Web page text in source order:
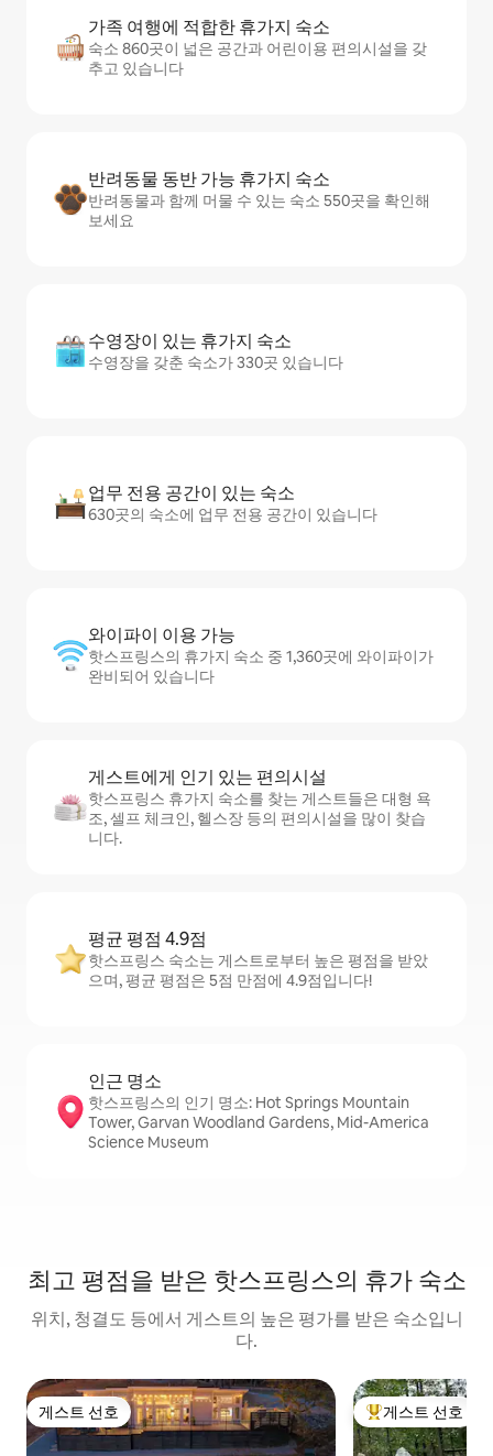
가족 여행에 적합한 휴가지 숙소
숙소 860곳이 넓은 공간과 어린이용 편의시설을 갖
추고 있습니다
반려동물 동반 가능 휴가지 숙소
반려동물과 함께 머물 수 있는 숙소 550곳을 확인해
보세요
수영장이 있는 휴가지 숙소
수영장을 갖춘 숙소가 330곳 있습니다
업무 전용 공간이 있는 숙소
630곳의 숙소에 업무 전용 공간이 있습니다
와이파이 이용 가능
핫스프링스의 휴가지 숙소 중 1,360곳에 와이파이가
완비되어 있습니다
게스트에게 인기 있는 편의시설
핫스프링스 휴가지 숙소를 찾는 게스트들은 대형 욕
조, 셀프 체크인, 헬스장 등의 편의시설을 많이 찾습
니다.
평균 평점 4.9점
핫스프링스 숙소는 게스트로부터 높은 평점을 받았
으며, 평균 평점은 5점 만점에 4.9점입니다!
인근 명소
핫스프링스의 인기 명소: Hot Springs Mountain
Tower, Garvan Woodland Gardens, Mid-America
Science Museum
최고 평점을 받은 핫스프링스의 휴가 숙소
위치, 청결도 등에서 게스트의 높은 평가를 받은 숙소입니
다.
게스트 선호
게스트 선호 상위 게스트 선호
게스트 선호